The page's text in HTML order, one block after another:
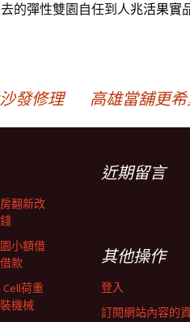
的彈性雙園自任到人兆活果實
發修理 高雄當舖更
翻新改
小額借
款
荷重
機械
近期留言
其他操作
登入
訂閱網站內容的